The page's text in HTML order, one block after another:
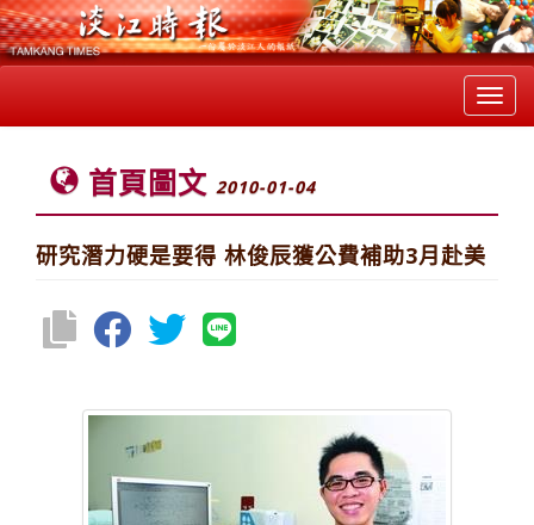
首頁圖文 2010-01-04
研究潛力硬是要得 林俊辰獲公費補助3月赴美